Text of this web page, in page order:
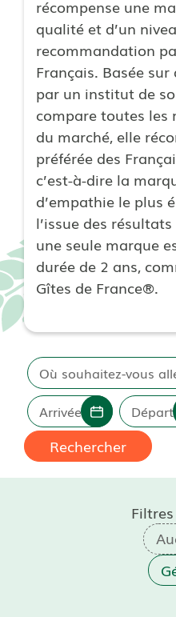
récompense une
qualité et d’un
recommandation
Français. Basée
par un institut de
compare toutes les
du marché, elle
préférée des
c’est-à-dire la
d’empathie le plus
l’issue des
une seule marque
durée de 2 ans,
Gîtes de France®.
Où souhaitez-vous
Arrivée
Départ
Rechercher